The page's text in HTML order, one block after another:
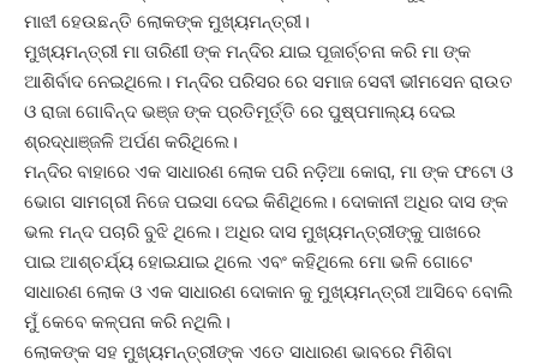
ମାଝୀ ହେଉଛନ୍ତି ଲୋକଙ୍କ ମୁଖ୍ୟମନ୍ତ୍ରୀ।
ମୁଖ୍ୟମନ୍ତ୍ରୀ ମା ତାରିଣୀ ଙ୍କ ମନ୍ଦିର ଯାଇ ପୂଜାର୍ଚ୍ଚନା କରି ମା ଙ୍କ
ଆଶିର୍ବାଦ ନେଇଥିଲେ। ମନ୍ଦିର ପରିସର ରେ ସମାଜ ସେବୀ ଭୀମସେନ ରାଉତ
ଓ ରାଜା ଗୋବିନ୍ଦ ଭଞ୍ଜ ଙ୍କ ପ୍ରତିମୂର୍ତ୍ତି ରେ ପୁଷ୍ପମାଲ୍ୟ ଦେଇ
ଶ୍ରଦ୍ଧାଞ୍ଜଳି ଅର୍ପଣ କରିଥିଲେ।
ମନ୍ଦିର ବାହାରେ ଏକ ସାଧାରଣ ଲୋକ ପରି ନଡ଼ିଆ କୋରା, ମା ଙ୍କ ଫଟୋ ଓ
ଭୋଗ ସାମଗ୍ରୀ ନିଜେ ପଇସା ଦେଇ କିଣିଥିଲେ। ଦୋକାନୀ ଅଧିର ଦାସ ଙ୍କ
ଭଲ ମନ୍ଦ ପଚାରି ବୁଝି ଥିଲେ। ଅଧିର ଦାସ ମୁଖ୍ୟମନ୍ତ୍ରୀଙ୍କୁ ପାଖରେ
ପାଇ ଆଶ୍ଚର୍ଯ୍ୟ ହୋଇଯାଇ ଥିଲେ ଏବଂ କହିଥିଲେ ମୋ ଭଳି ଗୋଟେ
ସାଧାରଣ ଲୋକ ଓ ଏକ ସାଧାରଣ ଦୋକାନ କୁ ମୁଖ୍ୟମନ୍ତ୍ରୀ ଆସିବେ ବୋଲି
ମୁଁ କେବେ କଳ୍ପନା କରି ନଥିଲି।
ଲୋକଙ୍କ ସହ ମୁଖ୍ୟମନ୍ତ୍ରୀଙ୍କ ଏତେ ସାଧାରଣ ଭାବରେ ମିଶିବା